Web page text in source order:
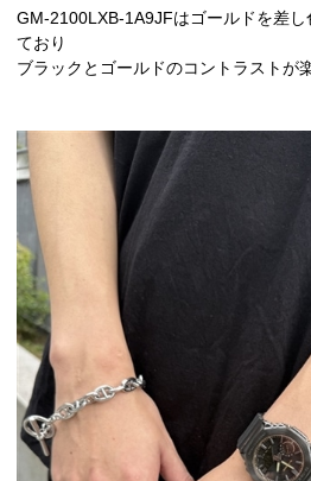
GM-2100LXB-1A9JFはゴールドを差
ており
ブラックとゴールドのコントラストが